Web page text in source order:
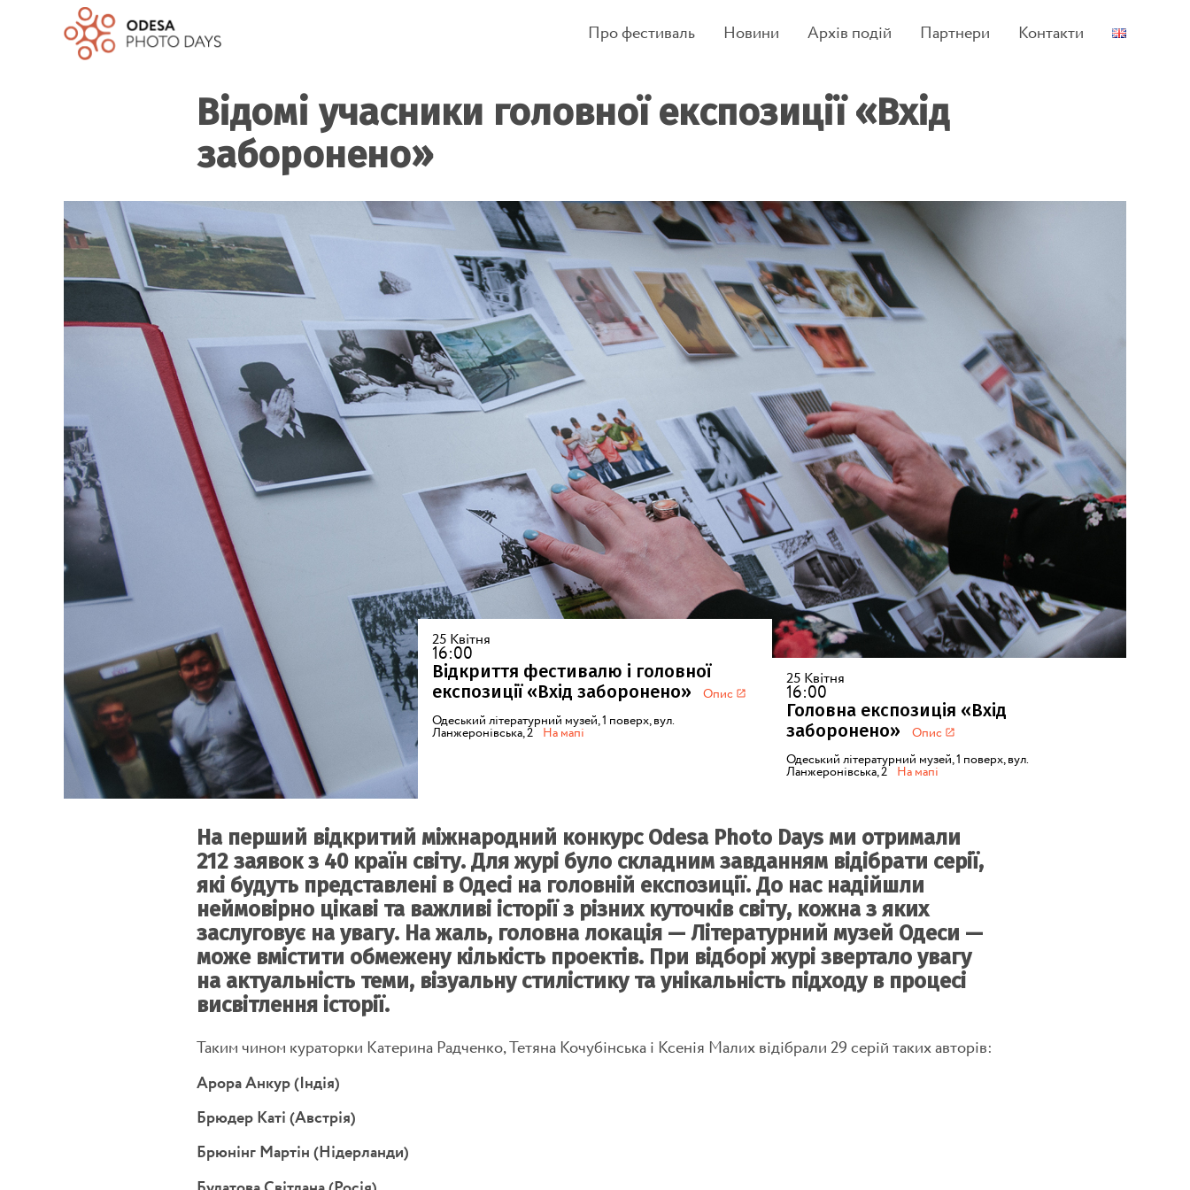
Про фестиваль Новини Архів подій Партнери Контакти
Відомі учасники головної експозиції «Вхід
заборонено»
25 Квітня
16:00
Відкриття фестивалю і головної
експозиції «Вхід заборонено»
Опис
Одеський літературний музей, 1 поверх, вул.
Ланжеронівська, 2 На мапі
25 Квітня
16:00
Головна експозиція «Вхід
заборонено»
Опис
Одеський літературний музей, 1 поверх, вул.
Ланжеронівська, 2 На мапі
На перший відкритий міжнародний конкурс Odesa Photo Days ми отримали
212 заявок з 40 країн світу. Для журі було складним завданням відібрати серії,
які будуть представлені в Одесі на головній експозиції. До нас надійшли
неймовірно цікаві та важливі історії з різних куточків світу, кожна з яких
заслуговує на увагу. На жаль, головна локація — Літературний музей Одеси —
може вмістити обмежену кількість проектів. При відборі журі звертало увагу
на актуальність теми, візуальну стилістику та унікальність підходу в процесі
висвітлення історії.
Таким чином кураторки Катерина Радченко, Тетяна Кочубінська і Ксенія Малих відібрали 29 серій таких авторів:
Арора Анкур (Індія)
Брюдер Каті (Австрія)
Брюнінг Мартін (Нідерланди)